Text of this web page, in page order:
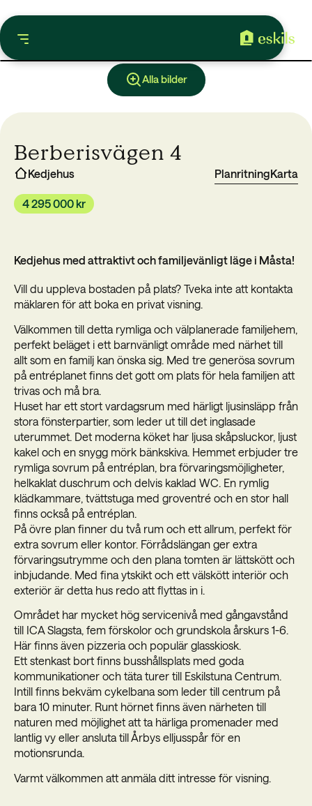
Alla bilder
Berberisvägen 4
4 295 000 kr
Kedjehus PlanritningKarta
Kedjehus med attraktivt och familjevänligt läge i Måsta!
Vill du uppleva bostaden på plats? Tveka inte att kontakta
mäklaren för att boka en privat visning.
Välkommen till detta rymliga och välplanerade familjehem,
perfekt beläget i ett barnvänligt område med närhet till
allt som en familj kan önska sig. Med tre generösa sovrum
på entréplanet finns det gott om plats för hela familjen att
trivas och må bra.
Huset har ett stort vardagsrum med härligt ljusinsläpp från
stora fönsterpartier, som leder ut till det inglasade
uterummet. Det moderna köket har ljusa skåpsluckor, ljust
kakel och en snygg mörk bänkskiva. Hemmet erbjuder tre
rymliga sovrum på entréplan, bra förvaringsmöjligheter,
helkaklat duschrum och delvis kaklad WC. En rymlig
klädkammare, tvättstuga med groventré och en stor hall
finns också på entréplan.
På övre plan finner du två rum och ett allrum, perfekt för
extra sovrum eller kontor. Förrådslängan ger extra
förvaringsutrymme och den plana tomten är lättskött och
inbjudande. Med fina ytskikt och ett välskött interiör och
exteriör är detta hus redo att flyttas in i.
Området har mycket hög servicenivå med gångavstånd
till ICA Slagsta, fem förskolor och grundskola årskurs 1-6.
Här finns även pizzeria och populär glasskiosk.
Ett stenkast bort finns busshållsplats med goda
kommunikationer och täta turer till Eskilstuna Centrum.
Intill finns bekväm cykelbana som leder till centrum på
bara 10 minuter. Runt hörnet finns även närheten till
naturen med möjlighet att ta härliga promenader med
lantlig vy eller ansluta till Årbys elljusspår för en
motionsrunda.
Varmt välkommen att anmäla ditt intresse för visning.